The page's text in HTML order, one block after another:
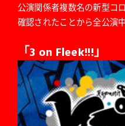
公演関係者複数名の新型コ
確認されたことから全公演
「3 on Fleek!!!」